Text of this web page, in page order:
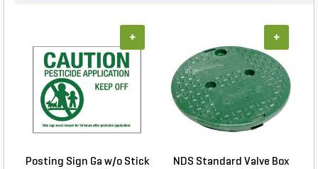
Posting Sign Ga w/o Stick
+
NDS Standard Valve Box
+